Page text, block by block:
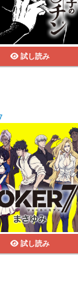
試し読み
試し読み